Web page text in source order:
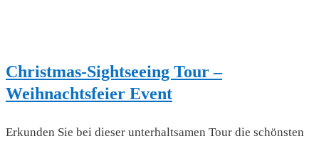
Christmas-Sightseeing Tour –
Weihnachtsfeier Event
Erkunden Sie bei dieser unterhaltsamen Tour die schönsten